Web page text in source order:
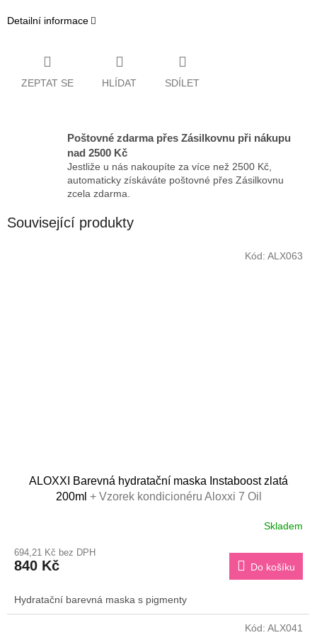
Detailní informace
ZEPTAT SE HLÍDAT SDÍLET
Poštovné zdarma přes Zásilkovnu při nákupu
nad 2500 Kč
Jestliže u nás nakoupíte za více než 2500 Kč,
automaticky získáváte poštovné přes Zásilkovnu
zcela zdarma.
Související produkty
ALOXXI Barevná hydratační maska Instaboost zlatá
200ml + Vzorek kondicionéru Aloxxi 7 Oil
Skladem
694,21 Kč bez DPH
840 Kč Do košíku
Hydratační barevná maska s pigmenty
Kód: ALX063
Kód: ALX041